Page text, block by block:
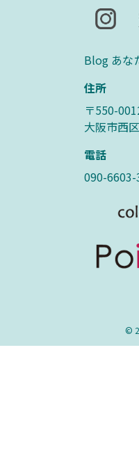
Blog あな
住所
〒550-
大阪市西
電話
090-
©